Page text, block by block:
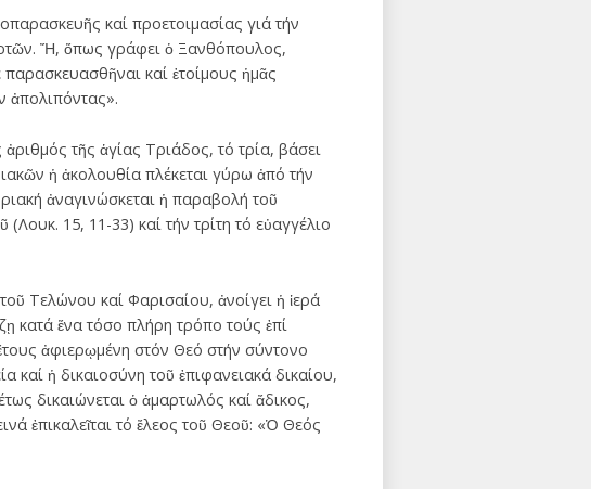
καί προετοιμασίας γιά τήν
Ἤ, ὅπως γράφει ὁ Ξανθόπουλος,
καί ἑτοίμους ἡμᾶς
ἀπολιπόντας».
τῆς ἁγίας Τριάδος, τό τρία, βάσει
ἡ ἀκολουθία πλέκεται γύρω ἀπό τήν
ἀναγινώσκεται ἡ παραβολή τοῦ
15, 11-33) καί τήν τρίτη τό εὐαγγέλιο
Τελώνου καί Φαρισαίου, ἀνοίγει ἡ ἱερά
κατά ἕνα τόσο πλήρη τρόπο τούς ἐπί
ἀφιερῳμένη στόν Θεό στήν σύντονο
καί ἡ δικαιοσύνη τοῦ ἐπιφανειακά δικαίου,
δικαιώνεται ὁ ἁμαρτωλός καί ἄδικος,
ἐπικαλεῖται τό ἔλεος τοῦ Θεοῦ: «Ὁ Θεός